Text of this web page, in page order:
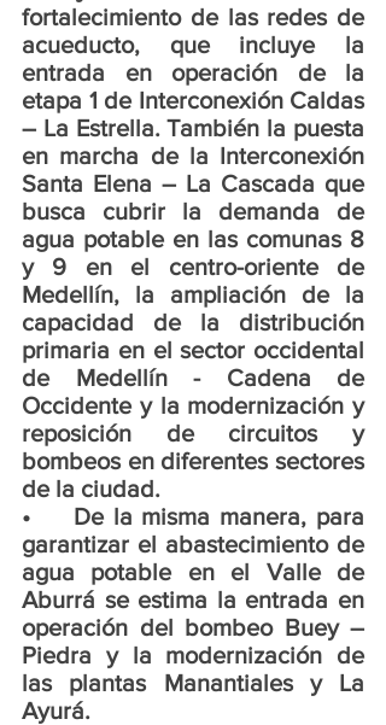
fortalecimiento de las redes de
acueducto, que incluye la
entrada en operación de la
etapa 1 de Interconexión Caldas
– La Estrella. También la puesta
en marcha de la Interconexión
Santa Elena – La Cascada que
busca cubrir la demanda de
agua potable en las comunas 8
y 9 en el centro-oriente de
Medellín, la ampliación de la
capacidad de la distribución
primaria en el sector occidental
de Medellín - Cadena de
Occidente y la modernización y
reposición de circuitos y
bombeos en diferentes sectores
de la ciudad.
•	De la misma manera, para
garantizar el abastecimiento de
agua potable en el Valle de
Aburrá se estima la entrada en
operación del bombeo Buey –
Piedra y la modernización de
las plantas Manantiales y La
Ayurá.